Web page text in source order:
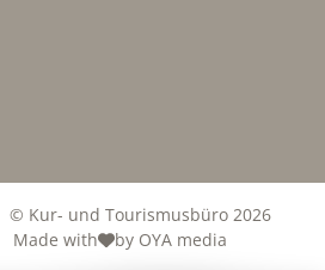
© Kur- und Tourismusbüro 2026
Made with
by OYA media